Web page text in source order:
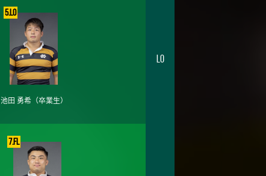
5.LO
池田 勇希（卒業生）
LO
7.FL